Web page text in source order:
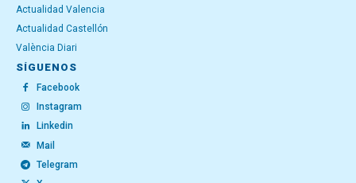
Actualidad Valencia
Actualidad Castellón
València Diari
SÍGUENOS
Facebook
Instagram
Linkedin
Mail
Telegram